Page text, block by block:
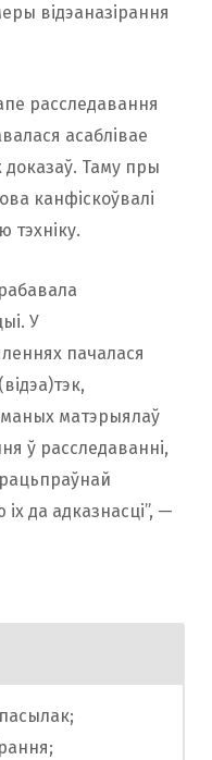
відэаназірання
расследавання
асаблівае
Таму пры
канфіскоўвалі
тэхніку.
У
пачалася
матэрыялаў
ў расследаванні,
да адказнасці”, —